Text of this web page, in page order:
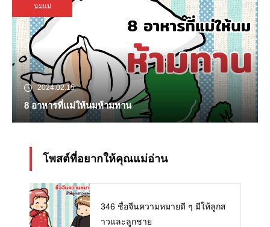
นมแม่
2024.02.15
8 อาหารที่แม่ให้นมห้ามทาน
โพสต์ที่อยากให้คุณแม่อ่าน
346 ชื่อจีนความหมายดี ๆ มีให้ลูกส
าวและลูกชาย